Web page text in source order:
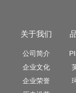
关于我们
公司简介
企业文化
企业荣誉